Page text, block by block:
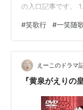
の入口記事です。
析 💓 【ラブ濃度】
😭 【しんどさ】評
【キャラの魅力度
9/10 5.関連記事 全
出演俳優関連記事
#笑歌行 #一笑随
えーこのドラマ
『黄泉がえりの